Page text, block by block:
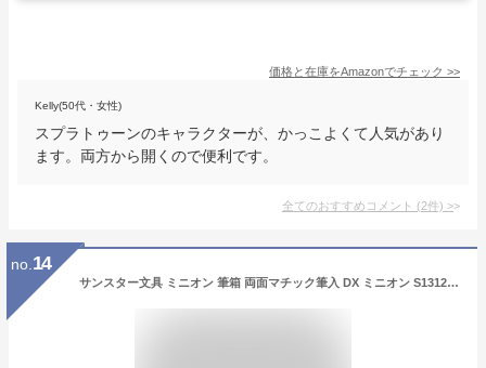
価格と在庫をAmazonでチェック >>
Kelly(50代・女性)
スプラトゥーンのキャラクターが、かっこよくて人気があり
ます。両方から開くので便利です。
全てのおすすめコメント (2件) >
no. 14
サンスター文具 ミニオン 筆箱 両面マチック筆入 DX ミニオン S1312944